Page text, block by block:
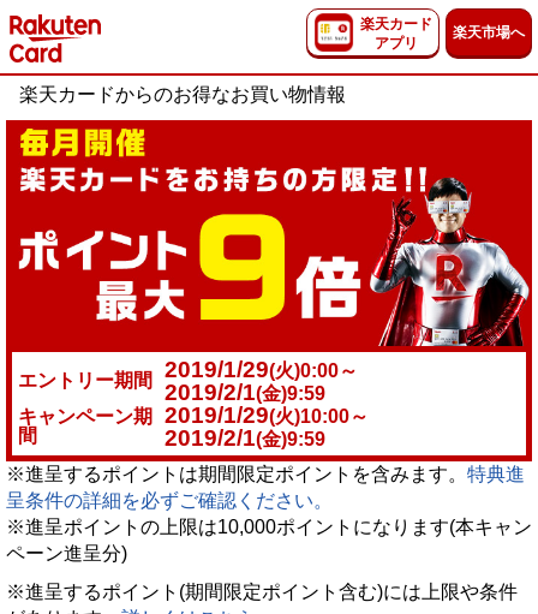
楽天カード
アプリ
楽天市場へ
楽天カードからのお得なお買い物情報
エントリー期間 2019/1/29(火)0:00～
2019/2/1(金)9:59
キャンペーン期
間
2019/1/29(火)10:00～
2019/2/1(金)9:59
※進呈するポイントは期間限定ポイントを含みます。 特典進
呈条件の詳細を必ずご確認ください。
※進呈ポイントの上限は10,000ポイントになります(本キャン
ペーン進呈分)
※進呈するポイント(期間限定ポイント含む)には上限や条件